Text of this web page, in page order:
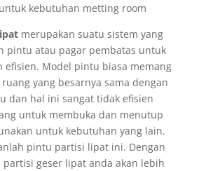
kebutuhan metting room
merupakan suatu sistem yang
pintu atau pagar pembatas untuk
efisien. Model pintu biasa memang
yang besarnya sama dengan
dan hal ini sangat tidak efisien
untuk membuka dan menutup
untuk kebutuhan yang lain.
pintu partisi lipat ini. Dengan
partisi geser lipat anda akan lebih